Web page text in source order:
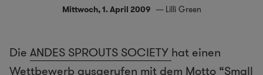
Mittwoch, 1. April 2009 Lilli Green
Die ANDES SPROUTS SOCIETY hat einen
Wettbewerb ausgerufen mit dem Motto “Small